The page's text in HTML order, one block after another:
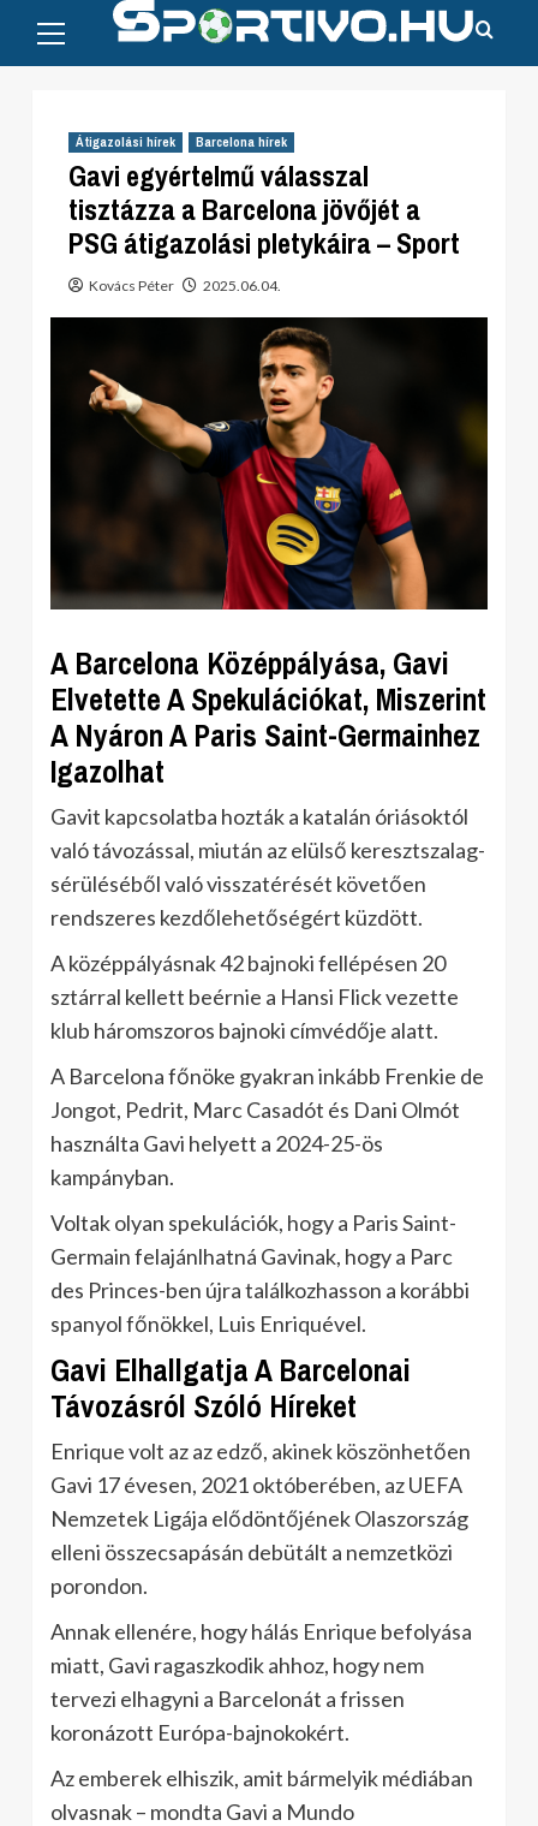
content
Menu
Átigazolási hírek Barcelona hírek
Gavi egyértelmű válasszal
tisztázza a Barcelona jövőjét a
PSG átigazolási pletykáira – Sport
Kovács Péter 2025.06.04.
A Barcelona Középpályása, Gavi
Elvetette A Spekulációkat, Miszerint
A Nyáron A Paris Saint-Germainhez
Igazolhat
Gavit kapcsolatba hozták a katalán óriásoktól
való távozással, miután az elülső keresztszalag-
sérüléséből való visszatérését követően
rendszeres kezdőlehetőségért küzdött.
A középpályásnak 42 bajnoki fellépésen 20
sztárral kellett beérnie a Hansi Flick vezette
klub háromszoros bajnoki címvédője alatt.
A Barcelona főnöke gyakran inkább Frenkie de
Jongot, Pedrit, Marc Casadót és Dani Olmót
használta Gavi helyett a 2024-25-ös
kampányban.
Voltak olyan spekulációk, hogy a Paris Saint-
Germain felajánlhatná Gavinak, hogy a Parc
des Princes-ben újra találkozhasson a korábbi
spanyol főnökkel, Luis Enriquével.
Gavi Elhallgatja A Barcelonai
Távozásról Szóló Híreket
Enrique volt az az edző, akinek köszönhetően
Gavi 17 évesen, 2021 októberében, az UEFA
Nemzetek Ligája elődöntőjének Olaszország
elleni összecsapásán debütált a nemzetközi
porondon.
Annak ellenére, hogy hálás Enrique befolyása
miatt, Gavi ragaszkodik ahhoz, hogy nem
tervezi elhagyni a Barcelonát a frissen
koronázott Európa-bajnokokért.
Az emberek elhiszik, amit bármelyik médiában
olvasnak – mondta Gavi a Mundo